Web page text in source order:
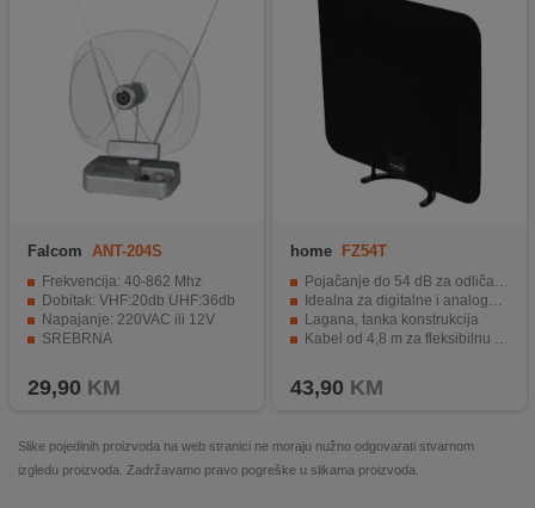
Falcom ANT-204S
Frekvencija: 40-862 Mhz
Dobitak: VHF:20db UHF:36db
Napajanje: 220VAC ili 12V
SREBRNA
29,90 KM
home FZ54T
Pojačanje do 54 dB za odličan prijem
Idealna za digitalne i analogne emisije
Lagana, tanka konstrukcija
Kabel od 4,8 m za fleksibilnu instalaciju
43,90 KM
Slike pojedinih proizvoda na web stranici ne moraju nužno odgovarati stvarnom
izgledu proizvoda. Zadržavamo pravo pogreške u slikama proizvoda.